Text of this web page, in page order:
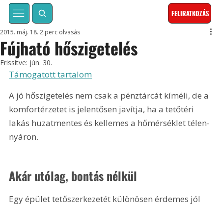
FELIRATKOZÁS
Fújható hőszigetelés
2015. máj. 18. 2 perc olvasás
Frissítve: jún. 30.
Támogatott tartalom
A jó hőszigetelés nem csak a pénztárcát kíméli, de a
komfortérzetet is jelentősen javítja, ha a tetőtéri
lakás huzatmentes és kellemes a hőmérséklet télen-
nyáron.
Akár utólag, bontás nélkül
Egy épület tetőszerkezetét különösen érdemes jól